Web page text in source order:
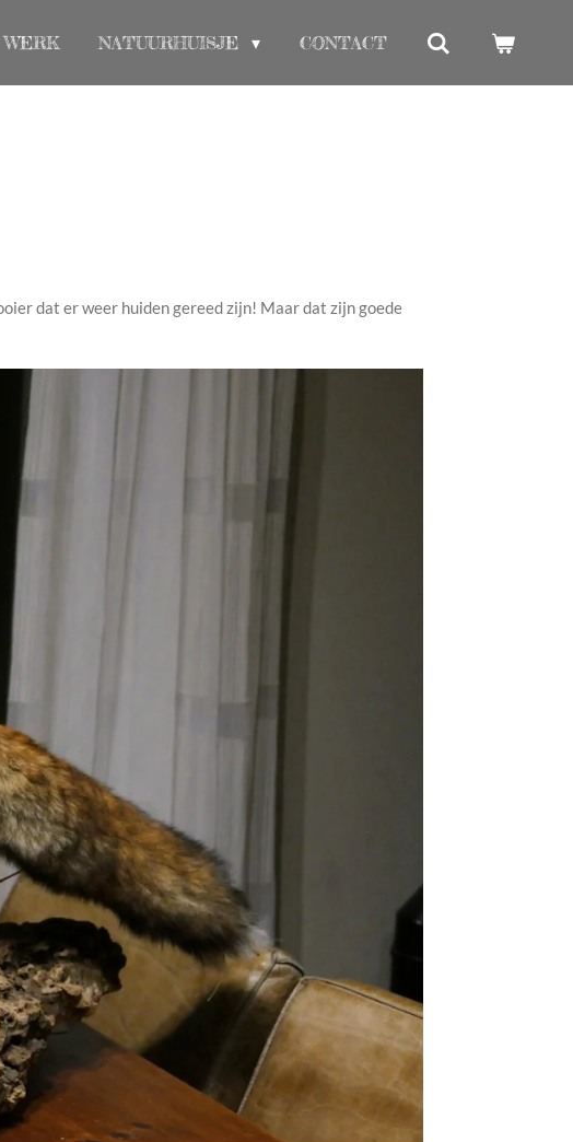
NATUURHUISJE CONTACT
dat er weer huiden gereed zijn! Maar dat zijn goede